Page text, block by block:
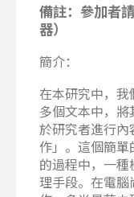
備註：參加者
器）
簡介：
在本研究中，
多個文本中，
於研究者進行
作」。這個簡
的過程中，一
理手段。在電